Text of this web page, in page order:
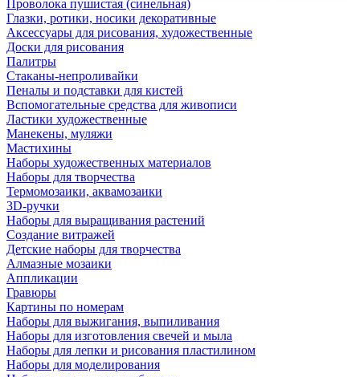
Проволока пушистая (синельная)
Глазки, ротики, носики декоративные
Аксессуары для рисования, художественные
Доски для рисования
Палитры
Стаканы-непроливайки
Пеналы и подставки для кистей
Вспомогательные средства для живописи
Ластики художественные
Манекены, муляжи
Мастихины
Наборы художественных материалов
Наборы для творчества
Термомозаики, аквамозаики
3D-ручки
Наборы для выращивания растений
Создание витражей
Детские наборы для творчества
Алмазные мозаики
Аппликации
Гравюры
Картины по номерам
Наборы для выжигания, выпиливания
Наборы для изготовления свечей и мыла
Наборы для лепки и рисования пластилином
Наборы для моделирования